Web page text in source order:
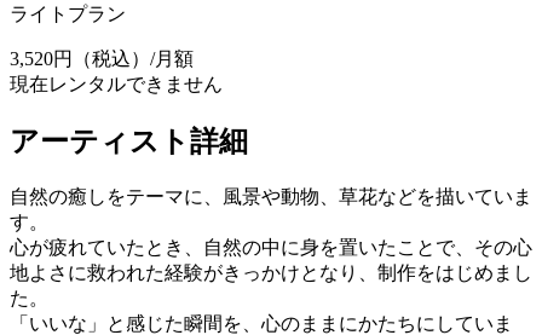
ライトプラン
3,520円
（税込）/月額
現在レンタルできません
アーティスト詳細
自然の癒しをテーマに、風景や動物、草花などを描いていま
す。
心が疲れていたとき、自然の中に身を置いたことで、その心
地よさに救われた経験がきっかけとなり、制作をはじめまし
た。
「いいな」と感じた瞬間を、心のままにかたちにしていま